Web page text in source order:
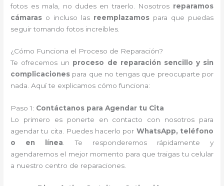
fotos es mala, no dudes en traerlo. Nosotros reparamos
cámaras o incluso las reemplazamos para que puedas
seguir tomando fotos increíbles.
¿Cómo Funciona el Proceso de Reparación?
Te ofrecemos un proceso de reparación sencillo y sin
complicaciones para que no tengas que preocuparte por
nada. Aquí te explicamos cómo funciona:
Paso 1: Contáctanos para Agendar tu Cita
Lo primero es ponerte en contacto con nosotros para
agendar tu cita. Puedes hacerlo por WhatsApp, teléfono
o en línea. Te responderemos rápidamente y
agendaremos el mejor momento para que traigas tu celular
a nuestro centro de reparaciones.